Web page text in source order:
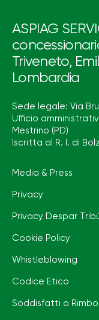
ASPIAG
Triveneto,
Lombardia
Sede legale: Via
Ufficio
Mestrino (PD)
Iscritta al R. I. di
Media & Press
Privacy
Privacy Despar
Cookie Policy
Whistleblowing
Codice Etico
Soddisfatti o